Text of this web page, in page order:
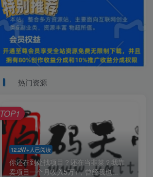
热门资源
12.2W+人已阅读
你还在到处找项目？还在当韭菜？我靠
卖项目一个月收入5万+，曾经我也...
TOP1